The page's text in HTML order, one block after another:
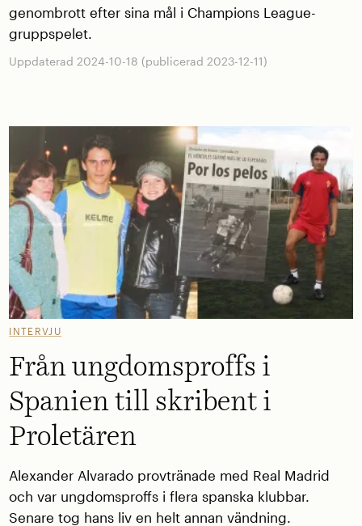
genombrott efter sina mål i Champions League-
gruppspelet.
Uppdaterad 2024-10-18 (publicerad 2023-12-11)
INTERVJU
Från ungdomsproffs i
Spanien till skribent i
Proletären
Alexander Alvarado provtränade med Real Madrid
och var ungdomsproffs i flera spanska klubbar.
Senare tog hans liv en helt annan vändning.